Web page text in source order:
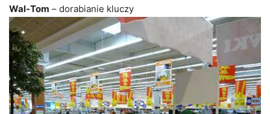
Wal-Tom – dorabianie kluczy